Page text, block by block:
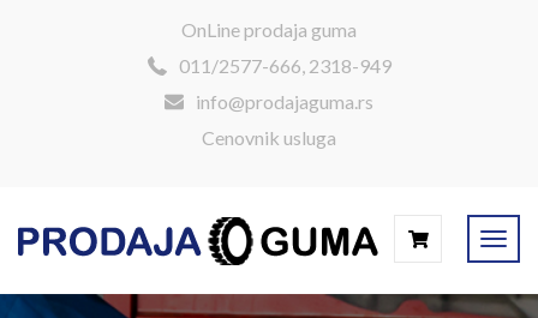
OnLine prodaja guma
011/2577-666, 2318-949
info@prodajaguma.rs
Cenovnik usluga